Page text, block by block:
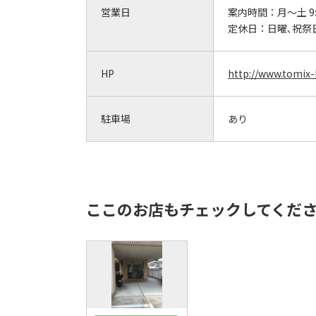
営業日 案内時間： 月～土
定休日： 日曜､祝祭
HP http://
駐車場 あり
ここのお店もチェックしてくだ